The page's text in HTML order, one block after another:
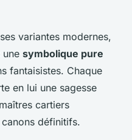
variantes modernes,
une symbolique pure
fantaisistes. Chaque
en lui une sagesse
cartiers
définitifs.